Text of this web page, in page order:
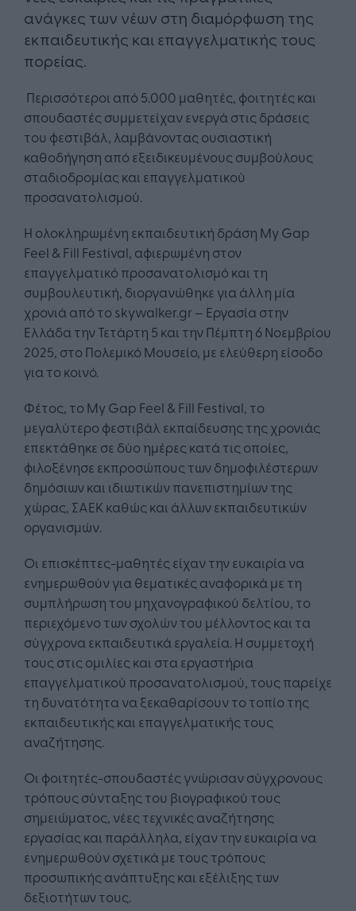
ανάγκες των νέων στη διαμόρφωση της
εκπαιδευτικής και επαγγελματικής τους
πορείας.
Περισσότεροι από 5.000 μαθητές, φοιτητές και
σπουδαστές συμμετείχαν ενεργά στις δράσεις
του φεστιβάλ, λαμβάνοντας ουσιαστική
καθοδήγηση από εξειδικευμένους συμβούλους
σταδιοδρομίας και επαγγελματικού
προσανατολισμού.
Η ολοκληρωμένη εκπαιδευτική δράση My Gap
Feel & Fill Festival, αφιερωμένη στον
επαγγελματικό προσανατολισμό και τη
συμβουλευτική, διοργανώθηκε για άλλη μία
χρονιά από το skywalker.gr – Εργασία στην
Ελλάδα την Τετάρτη 5 και την Πέμπτη 6 Νοεμβρίου
2025, στο Πολεμικό Μουσείο, με ελεύθερη είσοδο
για το κοινό.
Φέτος, το My Gap Feel & Fill Festival, το
μεγαλύτερο φεστιβάλ εκπαίδευσης της χρονιάς
επεκτάθηκε σε δύο ημέρες κατά τις οποίες,
φιλοξένησε εκπροσώπους των δημοφιλέστερων
δημόσιων και ιδιωτικών πανεπιστημίων της
χώρας, ΣΑΕΚ καθώς και άλλων εκπαιδευτικών
οργανισμών.
Οι επισκέπτες-μαθητές είχαν την ευκαιρία να
ενημερωθούν για θεματικές αναφορικά με τη
συμπλήρωση του μηχανογραφικού δελτίου, το
περιεχόμενο των σχολών του μέλλοντος και τα
σύγχρονα εκπαιδευτικά εργαλεία. Η συμμετοχή
τους στις ομιλίες και στα εργαστήρια
επαγγελματικού προσανατολισμού, τους παρείχε
τη δυνατότητα να ξεκαθαρίσουν το τοπίο της
εκπαιδευτικής και επαγγελματικής τους
αναζήτησης.
Οι φοιτητές-σπουδαστές γνώρισαν σύγχρονους
τρόπους σύνταξης του βιογραφικού τους
σημειώματος, νέες τεχνικές αναζήτησης
εργασίας και παράλληλα, είχαν την ευκαιρία να
ενημερωθούν σχετικά με τους τρόπους
προσωπικής ανάπτυξης και εξέλιξης των
δεξιοτήτων τους.